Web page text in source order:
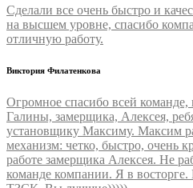
Сделали все очень быстро и
на высшем уровне, спасибо
отличную работу.
Виктория Филатенкова
Огромное спасибо всей команде,
Галины, замерщика, Алексея,
установщику Максиму. Максим
механизм: четко, быстро, очень
работе замерщика Алексея. Не
команде компании. Я в